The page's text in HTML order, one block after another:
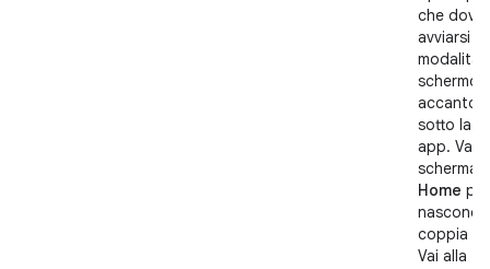
che
avviarsi in
modalità
schermo
accanto
sotto la
app. Vai
Home per
coppia di
Vai alla